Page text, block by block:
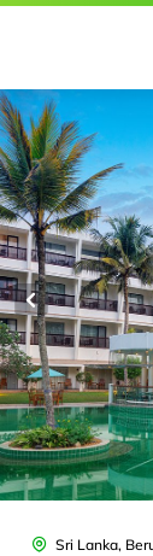
Sri Lanka,